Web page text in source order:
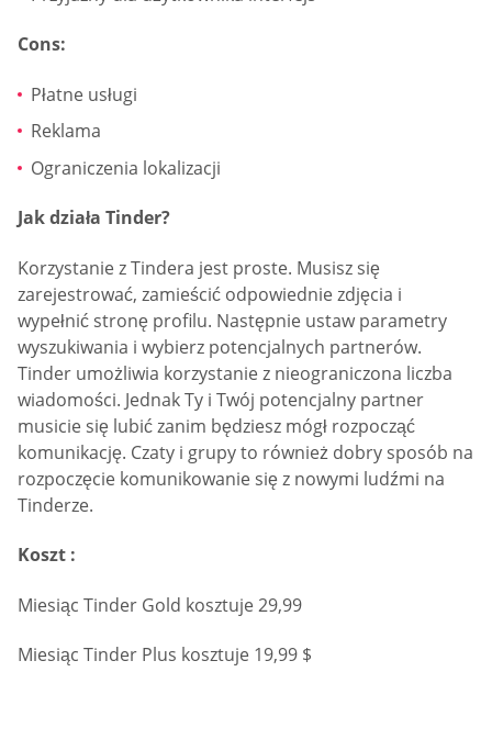
Cons:
Płatne usługi
Reklama
Ograniczenia lokalizacji
Jak działa Tinder?
Korzystanie z Tindera jest proste. Musisz się
zarejestrować, zamieścić odpowiednie zdjęcia i
wypełnić stronę profilu. Następnie ustaw parametry
wyszukiwania i wybierz potencjalnych partnerów.
Tinder umożliwia korzystanie z nieograniczona liczba
wiadomości. Jednak Ty i Twój potencjalny partner
musicie się lubić zanim będziesz mógł rozpocząć
komunikację. Czaty i grupy to również dobry sposób na
rozpoczęcie komunikowanie się z nowymi ludźmi na
Tinderze.
Koszt :
Miesiąc Tinder Gold kosztuje 29,99
Miesiąc Tinder Plus kosztuje 19,99 $